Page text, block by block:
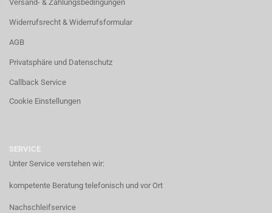
Versand- & Zahlungsbedingungen
Widerrufsrecht & Widerrufsformular
AGB
Privatsphäre und Datenschutz
Callback Service
Cookie Einstellungen
SERVICE
Unter Service verstehen wir:
kompetente Beratung telefonisch und vor Ort
Nachschleifservice